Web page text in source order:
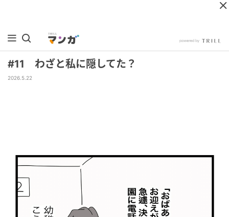
#11 わざと私に隠してた？
2026.5.22